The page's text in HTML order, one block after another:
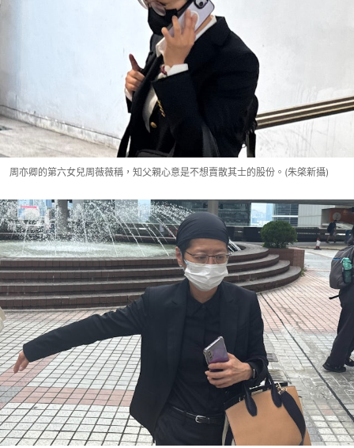
周亦卿的第六女兒周薇薇稱，知父親心意是不想賣散其士的股份。(朱棨新攝)